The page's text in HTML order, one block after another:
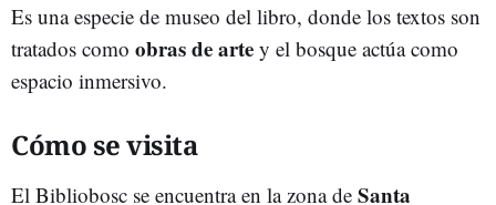
Es una especie de museo del libro, donde los textos son
tratados como obras de arte y el bosque actúa como
espacio inmersivo.
Cómo se visita
El Bibliobosc se encuentra en la zona de Santa